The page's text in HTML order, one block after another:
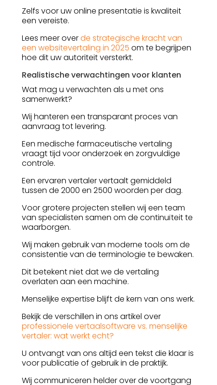
Zelfs voor uw online presentatie is kwaliteit
een vereiste.
Lees meer overde strategische kracht van
een websitevertaling in 2025 om te begrijpen
hoe dit uw autoriteit versterkt.
Realistische verwachtingen voor klanten
Wat mag u verwachten als u met ons
samenwerkt?
Wij hanteren een transparant proces van
aanvraag tot levering.
Een medische farmaceutische vertaling
vraagt tijd voor onderzoek en zorgvuldige
controle.
Een ervaren vertaler vertaalt gemiddeld
tussen de 2000 en 2500 woorden per dag.
Voor grotere projecten stellen wij een team
van specialisten samen om de continuïteit te
waarborgen.
Wij maken gebruik van moderne tools om de
consistentie van de terminologie te bewaken.
Dit betekent niet dat we de vertaling
overlaten aan een machine.
Menselijke expertise blijft de kern van ons werk.
Bekijk de verschillen in ons artikel over
professionele vertaalsoftware vs. menselijke
vertaler: wat werkt echt?
U ontvangt van ons altijd een tekst die klaar is
voor publicatie of gebruik in de praktijk.
Wij communiceren helder over de voortgang